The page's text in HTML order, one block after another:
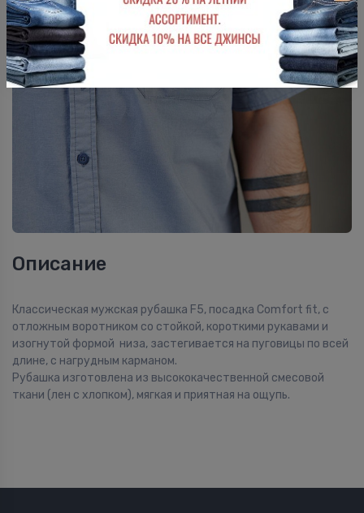
Описание
Классическая мужская рубашка F5, посадка Comfort fit, с
отложным воротником со стойкой, короткими рукавами и
изогнутой формой низа, застегивается на пуговицы по всей
длине, с нагрудным карманом.
Рубашка изготовлена из высококачественной смесовой
ткани (лен с хлопком), мягкая и приятная на ощупь.